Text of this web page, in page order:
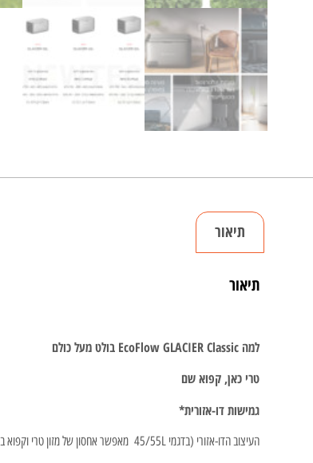
תיאור
תיאור
למה EcoFlow GLACIER Classic בולט מעל כולם
טרי כאן, קפוא שם
גמישות דו-אזורית*
העיצוב הדו-אזורי (בדגמי 45/55L מאפשר אחסון של מזון טרי וקפוא בו-זמנית, עם הפרש טמפרטורה של עד 22°C בין התאים. חיישנים מתקדמים שומרים על דיוק של ±1°C לשמירה מרבית על הטריות.